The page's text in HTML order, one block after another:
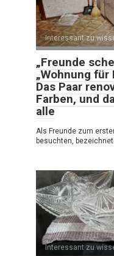
Interessant zu
„Freunde
„Wohnung für
Das Paar
Farben, und
alle
Als Freunde zum
besuchten,
Interessant zu